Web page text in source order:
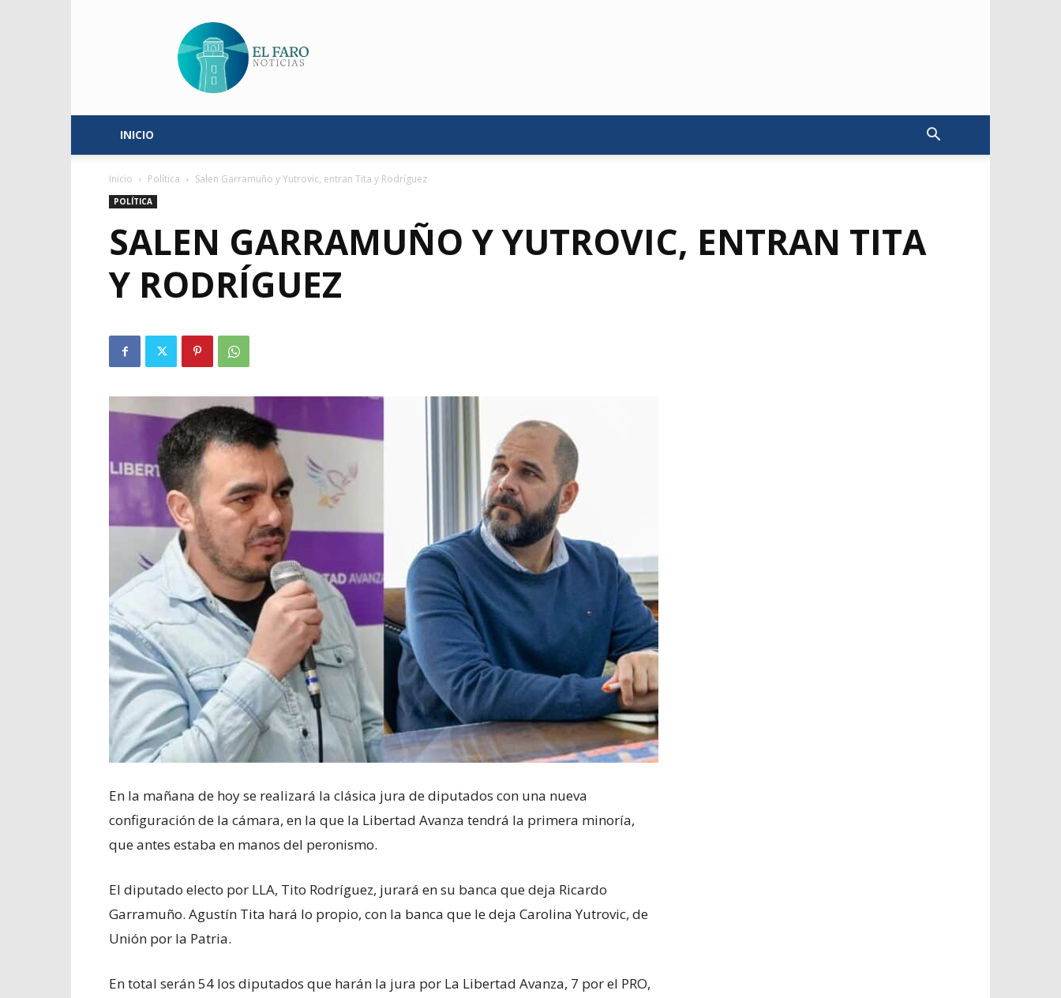
Faro
Noticias
INICIO
Inicio Política Salen Garramuño y Yutrovic, entran Tita y Rodríguez
POLÍTICA
SALEN GARRAMUÑO Y YUTROVIC, ENTRAN TITA
Y RODRÍGUEZ
En la mañana de hoy se realizará la clásica jura de diputados con una nueva
configuración de la cámara, en la que la Libertad Avanza tendrá la primera minoría,
que antes estaba en manos del peronismo.
El diputado electo por LLA, Tito Rodríguez, jurará en su banca que deja Ricardo
Garramuño. Agustín Tita hará lo propio, con la banca que le deja Carolina Yutrovic, de
Unión por la Patria.
En total serán 54 los diputados que harán la jura por La Libertad Avanza, 7 por el PRO,